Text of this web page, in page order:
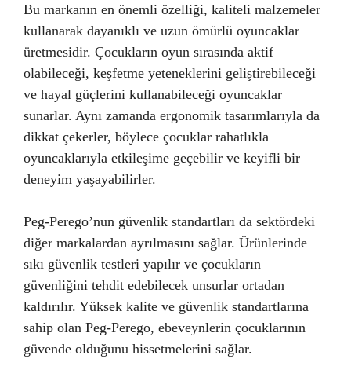
Bu markanın en önemli özelliği, kaliteli malzemeler
kullanarak dayanıklı ve uzun ömürlü oyuncaklar
üretmesidir. Çocukların oyun sırasında aktif
olabileceği, keşfetme yeteneklerini geliştirebileceği
ve hayal güçlerini kullanabileceği oyuncaklar
sunarlar. Aynı zamanda ergonomik tasarımlarıyla da
dikkat çekerler, böylece çocuklar rahatlıkla
oyuncaklarıyla etkileşime geçebilir ve keyifli bir
deneyim yaşayabilirler.
Peg-Perego’nun güvenlik standartları da sektördeki
diğer markalardan ayrılmasını sağlar. Ürünlerinde
sıkı güvenlik testleri yapılır ve çocukların
güvenliğini tehdit edebilecek unsurlar ortadan
kaldırılır. Yüksek kalite ve güvenlik standartlarına
sahip olan Peg-Perego, ebeveynlerin çocuklarının
güvende olduğunu hissetmelerini sağlar.